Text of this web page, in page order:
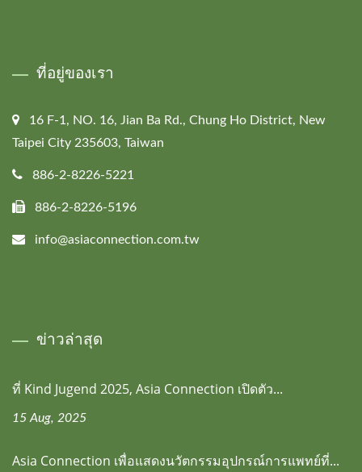
ที่อยู่ของเรา
16 F-1, NO. 16, Jian Ba Rd., Chung Ho District, New
Taipei City 235603, Taiwan
886-2-8226-5221
886-2-8226-5196
info@asiaconnection.com.tw
ข่าวล่าสุด
ที่ Kind Jugend 2025, Asia Connection เปิดตัว...
15 Aug, 2025
Asia Connection เพื่อแสดงนวัตกรรมอุปกรณ์การแพทย์ที่...